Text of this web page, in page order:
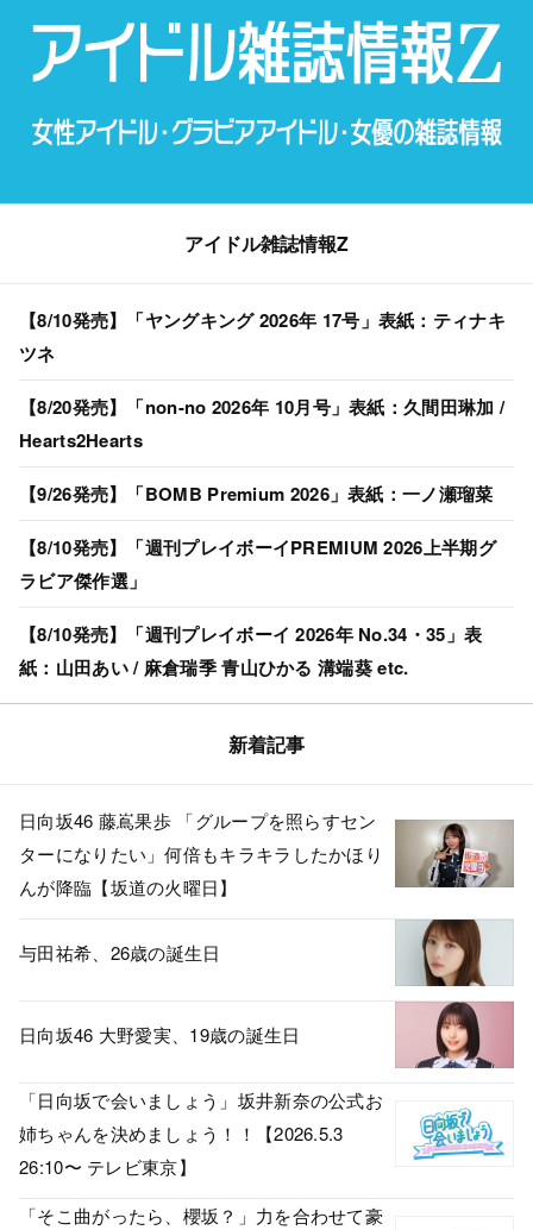
アイドル雑誌情報Z
【8/10発売】「ヤングキング 2026年 17号」表紙：ティナキ
ツネ
【8/20発売】「non-no 2026年 10月号」表紙：久間田琳加 /
Hearts2Hearts
【9/26発売】「BOMB Premium 2026」表紙：一ノ瀬瑠菜
【8/10発売】「週刊プレイボーイPREMIUM 2026上半期グ
ラビア傑作選」
【8/10発売】「週刊プレイボーイ 2026年 No.34・35」表
紙：山田あい / 麻倉瑞季 青山ひかる 溝端葵 etc.
新着記事
日向坂46 藤嶌果歩 「グループを照らすセン
ターになりたい」何倍もキラキラしたかほり
んが降臨【坂道の火曜日】
与田祐希、26歳の誕生日
日向坂46 大野愛実、19歳の誕生日
「日向坂で会いましょう」坂井新奈の公式お
姉ちゃんを決めましょう！！【2026.5.3
26:10〜 テレビ東京】
「そこ曲がったら、櫻坂？」力を合わせて豪